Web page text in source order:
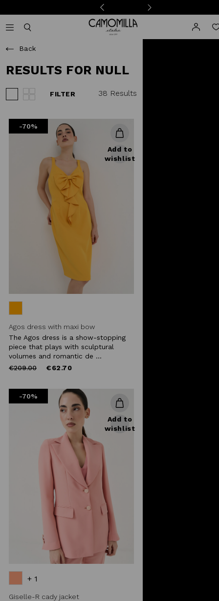
Camomilla Italia®
Back
RESULTS FOR NULL
FILTER 38 Results
-70%
Add to
wishlist
Agos dress with maxi bow
The Agos dress is a show-stopping
piece that plays with sculptural
volumes and romantic de ...
Price
€209.00to €62.70
-70%
Add to
wishlist
+ 1
Giselle-R cady jacket